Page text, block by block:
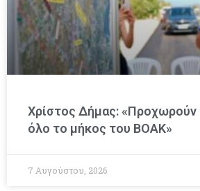
Χρίστος Δήμας: «Προχωρούν
όλο το μήκος του ΒΟΑΚ»
7 Αυγούστου, 2026